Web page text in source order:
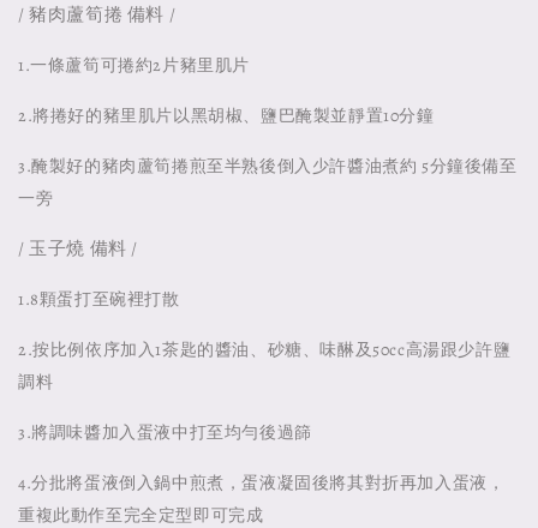
/ 豬肉蘆筍捲 備料 /
1.一條蘆筍可捲約2片豬里肌片
2.將捲好的豬里肌片以黑胡椒、鹽巴醃製並靜置10分鐘
3.醃製好的豬肉蘆筍捲煎至半熟後倒入少許醬油煮約 5分鐘後備至
一旁
/ 玉子燒 備料 /
1.8顆蛋打至碗裡打散
2.按比例依序加入1茶匙的醬油、砂糖、味醂及50cc高湯跟少許鹽
調料
3.將調味醬加入蛋液中打至均勻後過篩
4.分批將蛋液倒入鍋中煎煮，蛋液凝固後將其對折再加入蛋液，
重複此動作至完全定型即可完成